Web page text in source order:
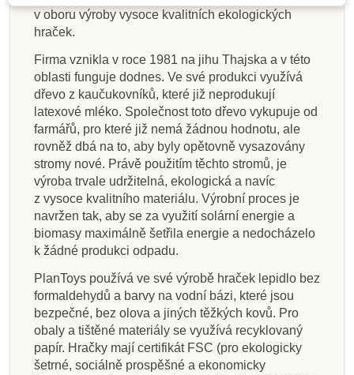
v oboru výroby vysoce kvalitních ekologických
hraček.
Firma vznikla v roce 1981 na jihu Thajska a v této
oblasti funguje dodnes. Ve své produkci využívá
dřevo z kaučukovníků, které již neprodukují
latexové mléko. Společnost toto dřevo vykupuje od
farmářů, pro které již nemá žádnou hodnotu, ale
rovněž dbá na to, aby byly opětovně vysazovány
stromy nové. Právě použitím těchto stromů, je
výroba trvale udržitelná, ekologická a navíc
z vysoce kvalitního materiálu. Výrobní proces je
navržen tak, aby se za využití solární energie a
biomasy maximálně šetřila energie a nedocházelo
k žádné produkci odpadu.
PlanToys používá ve své výrobě hraček lepidlo bez
formaldehydů a barvy na vodní bázi, které jsou
bezpečné, bez olova a jiných těžkých kovů. Pro
obaly a tištěné materiály se využívá recyklovaný
papír. Hračky mají certifikát FSC (pro ekologicky
šetrné, sociálně prospěšné a ekonomicky